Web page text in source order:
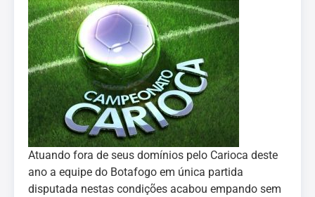
Atuando fora de seus domínios pelo Carioca deste
ano a equipe do Botafogo em única partida
disputada nestas condições acabou empando sem